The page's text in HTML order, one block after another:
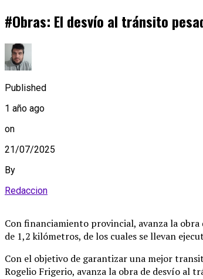
#Obras: El desvío al tránsito
Published
1 año ago
on
21/07/2025
By
Redaccion
Con financiamiento provincial, avanza la
de 1,2 kilómetros, de los cuales se llevan
Con el objetivo de garantizar una mejor
Rogelio Frigerio, avanza la obra de desvío al